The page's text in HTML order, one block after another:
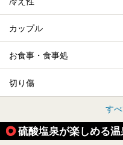
カップル
お食事・食事処
切り傷
す
硫酸塩泉が楽しめる温